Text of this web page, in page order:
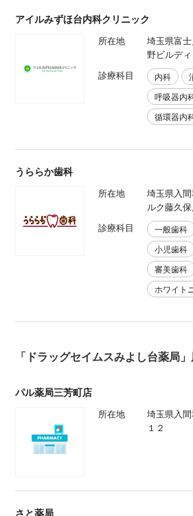
アイルみずほ台内科クリニック
所在地
埼玉県富
野ビルデ
診療科目
内科
呼吸器内
循環器内
うららか歯科
所在地
埼玉県入
ルク藤久
診療科目
一般歯科
小児歯科
審美歯科
ホワイト
「ドラッグセイムスみよし台薬局
パル薬局三芳町店
所在地
埼玉県入
１２
さと薬局